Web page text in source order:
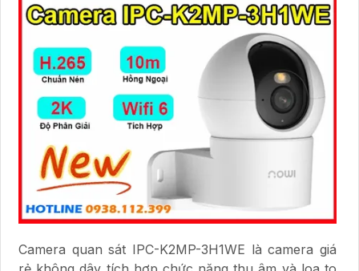
Camera quan sát IPC-K2MP-3H1WE là camera giá